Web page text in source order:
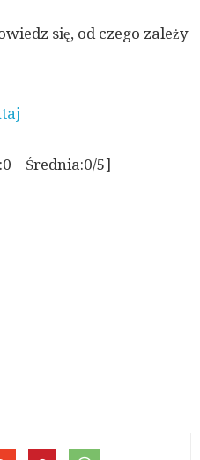
się, od czego zależy
Średnia:0/5]